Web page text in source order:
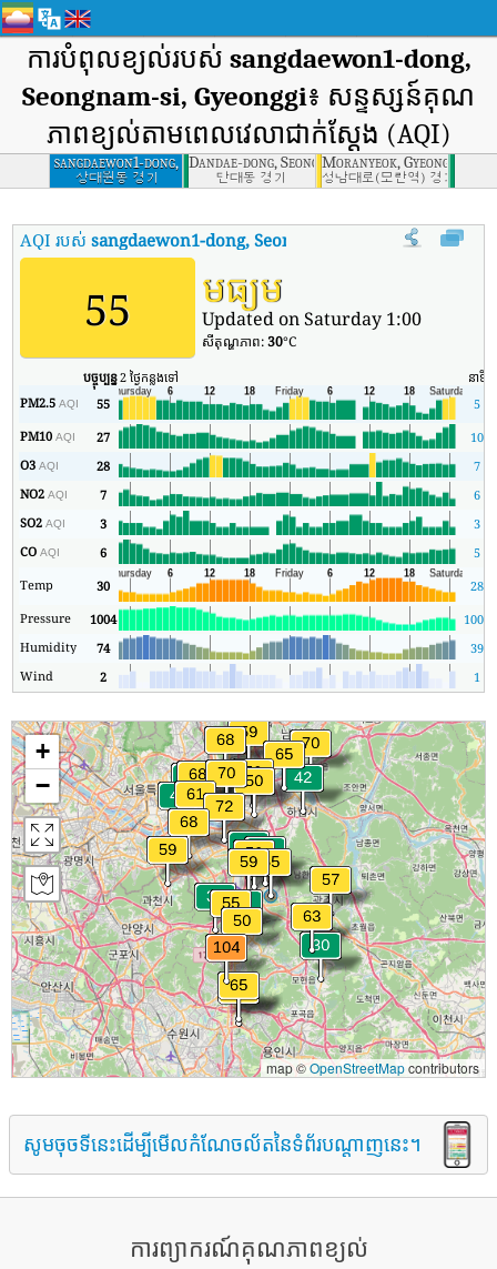
ការបំពុលខ្យល់របស់ sangdaewon1-dong,
Seongnam-si, Gyeonggi៖ សន្ទស្សន៍គុណ
ភាពខ្យល់តាមពេលវេលាជាក់ស្តែង (AQI)
sangdaewon1-dong,
Seongnam-si,
Gyeonggi
상대원동 경기
Dandae-dong, Seongnam-si, Gyeonggi
단대동 경기
Moranyeok, Gyeonggi
성남대로(모란역) 경기
AQI របស់sangdaewon1-dong, Seongnam-si, Gyeonggi :សន្ទស្ស
55 មធ្យម
Updated on Saturday 1:00
សីតុណ្ហភាព:30°C
បច្ចុប្បន្ន2 ថ្ងៃកន្លងទៅ នាទី
PM2.5AQI 55
5
PM10AQI 27
10
O3AQI 28
7
NO2AQI 7
6
SO2AQI 3
3
COAQI 6
5
Temp
30
28
Pressure
1004 1003
Humidity
74
39
Wind
2 1
+
−
map ©OpenStreetMapcontributors
សូមចុចទីនេះដើម្បីមើលកំណែចល័តនៃទំព័របណ្តាញនេះ។
ការព្យាករណ៍គុណភាពខ្យល់